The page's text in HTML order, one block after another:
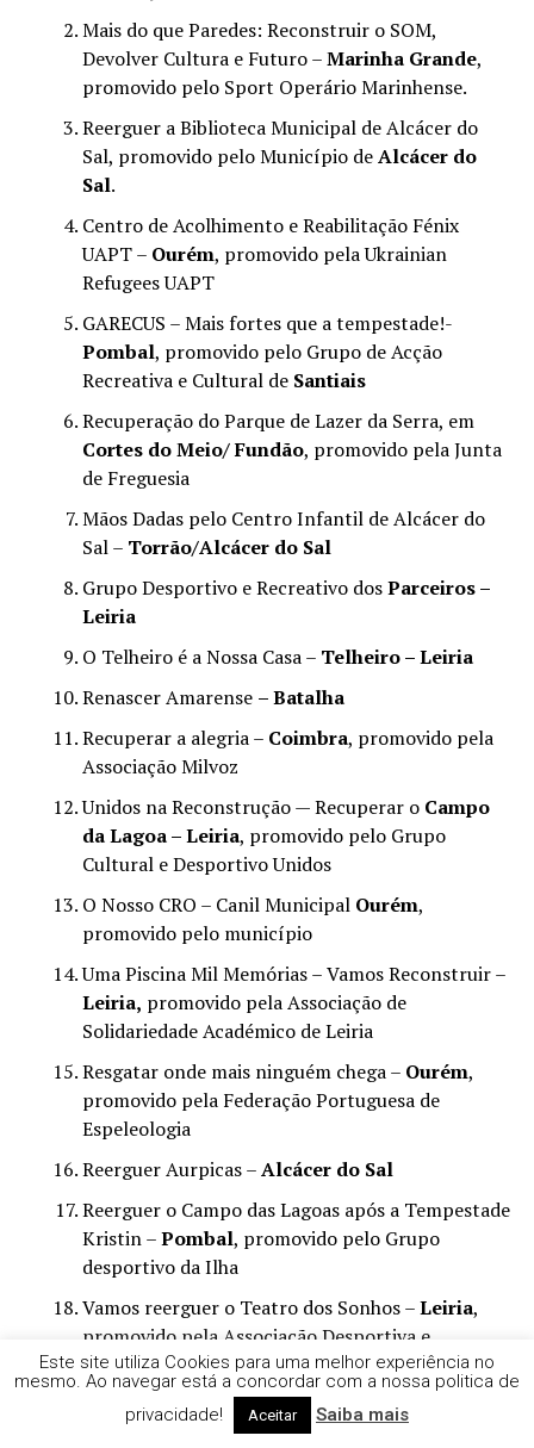
Mais do que Paredes: Reconstruir o SOM,
Devolver Cultura e Futuro –Marinha Grande,
promovido pelo Sport Operário Marinhense.
Reerguer a Biblioteca Municipal de Alcácer do
Sal, promovido pelo Município deAlcácer do
Sal.
Centro de Acolhimento e Reabilitação Fénix
UAPT – Ourém, promovido pela Ukrainian
Refugees UAPT
GARECUS – Mais fortes que a tempestade!-
Pombal, promovido pelo Grupo de Acção
Recreativa e Cultural deSantiais
Recuperação do Parque de Lazer da Serra, em
Cortes do Meio/ Fundão, promovido pela Junta
de Freguesia
Mãos Dadas pelo Centro Infantil de Alcácer do
Sal – Torrão/Alcácer do Sal
Grupo Desportivo e Recreativo dosParceiros –
Leiria
O Telheiro é a Nossa Casa – Telheiro – Leiria
Renascer Amarense – Batalha
Recuperar a alegria – Coimbra, promovido pela
Associação Milvoz
Unidos na Reconstrução — Recuperar o Campo
da Lagoa – Leiria, promovido pelo Grupo
Cultural e Desportivo Unidos
O Nosso CRO – Canil Municipal Ourém,
promovido pelo município
Uma Piscina Mil Memórias – Vamos Reconstruir –
Leiria, promovido pela Associação de
Solidariedade Académico de Leiria
Resgatar onde mais ninguém chega – Ourém,
promovido pela Federação Portuguesa de
Espeleologia
Reerguer Aurpicas –Alcácer do Sal
Reerguer o Campo das Lagoas após a Tempestade
Kristin –Pombal, promovido pelo Grupo
desportivo da Ilha
Vamos reerguer o Teatro dos Sonhos –Leiria,
promovido pela Associação Desportiva e
Recreativa de Barreiros
Tempestade destruiu o nosso telhado — Mas
vamos nos erguer –Leiria,
Este site utiliza Cookies para uma melhor experiência no
mesmo. Ao navegar está a concordar com a nossa politica de
privacidade!
Aceitar Saiba mais